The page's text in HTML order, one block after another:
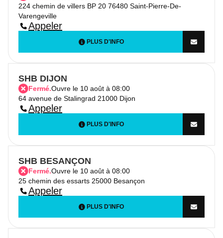
224 chemin de villers BP 20 76480 Saint-Pierre-De-
Varengeville
Appeler
PLUS D'INFO
SHB DIJON
Fermé.Ouvre le 10 août à 08:00
64 avenue de Stalingrad 21000 Dijon
Appeler
PLUS D'INFO
SHB BESANÇON
Fermé.Ouvre le 10 août à 08:00
25 chemin des essarts 25000 Besançon
Appeler
PLUS D'INFO